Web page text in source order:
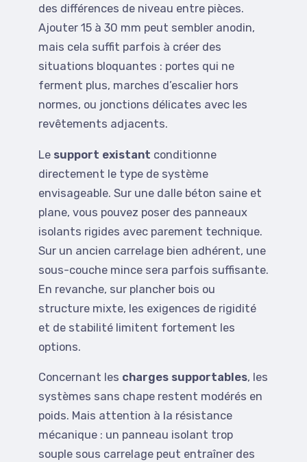
des différences de niveau entre pièces.
Ajouter 15 à 30 mm peut sembler anodin,
mais cela suffit parfois à créer des
situations bloquantes : portes qui ne
ferment plus, marches d’escalier hors
normes, ou jonctions délicates avec les
revêtements adjacents.
Le support existant conditionne
directement le type de système
envisageable. Sur une dalle béton saine et
plane, vous pouvez poser des panneaux
isolants rigides avec parement technique.
Sur un ancien carrelage bien adhérent, une
sous-couche mince sera parfois suffisante.
En revanche, sur plancher bois ou
structure mixte, les exigences de rigidité
et de stabilité limitent fortement les
options.
Concernant les charges supportables, les
systèmes sans chape restent modérés en
poids. Mais attention à la résistance
mécanique : un panneau isolant trop
souple sous carrelage peut entraîner des